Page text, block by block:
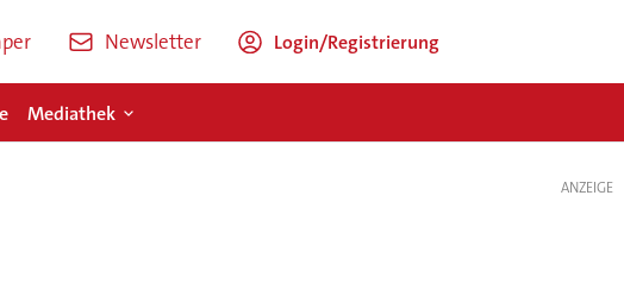
Newsletter Login/Registrierung
Mediathek
ANZEIGE